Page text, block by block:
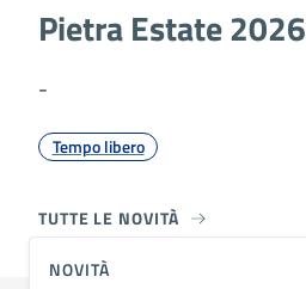
Pietra Estate 2026
-
Tempo libero
TUTTE LE NOVITÀ
NOVITÀ